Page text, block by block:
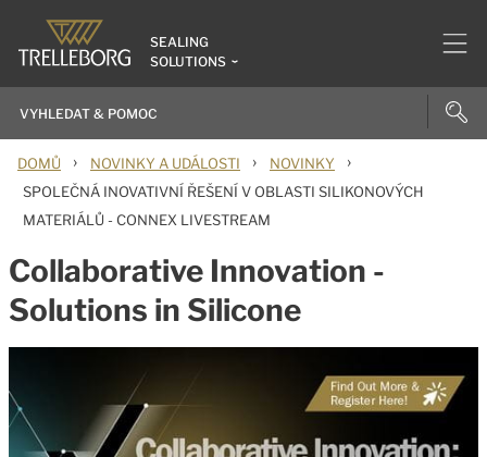
SEALING
SOLUTIONS
DOMŮ › NOVINKY A UDÁLOSTI › NOVINKY ›
SPOLEČNÁ INOVATIVNÍ ŘEŠENÍ V OBLASTI SILIKONOVÝCH
MATERIÁLŮ - CONNEX LIVESTREAM
Collaborative Innovation -
Solutions in Silicone